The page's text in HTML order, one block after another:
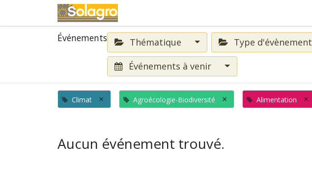
Événements Thématique Type d'évènement
Événements à venir
Climat × Agroécologie-Biodiversité × Alimentation ×
Aucun événement trouvé.